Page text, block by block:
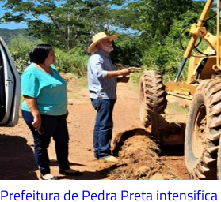
Prefeitura de Pedra Preta